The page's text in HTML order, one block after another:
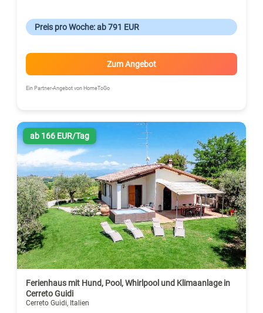
Preis pro Woche: ab 791 EUR
Zum Angebot
Ein Partner-Angebot von HomeToGo
ab 166 EUR/Tag
Ferienhaus mit Hund, Pool, Whirlpool und Klimaanlage in
Cerreto Guidi
Cerreto Guidi, Italien